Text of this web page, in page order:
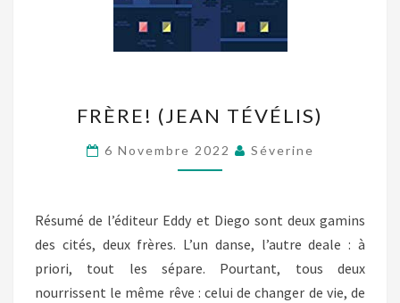
(JEAN
TÉVÉLIS)
FRÈRE! (JEAN TÉVÉLIS)
6 Novembre 2022 Séverine
Résumé de l’éditeur Eddy et Diego sont deux gamins
des cités, deux frères. L’un danse, l’autre deale : à
priori, tout les sépare. Pourtant, tous deux
nourrissent le même rêve : celui de changer de vie, de